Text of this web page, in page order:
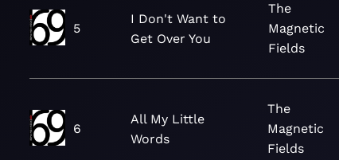
5
I Don't Want to
Get Over You
The
Magnetic
Fields
6
All My Little
Words
The
Magnetic
Fields